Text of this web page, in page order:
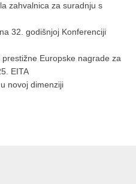
zahvalnica za suradnju s
32. godišnjoj Konferenciji
Europske nagrade za
EITA
novoj dimenziji